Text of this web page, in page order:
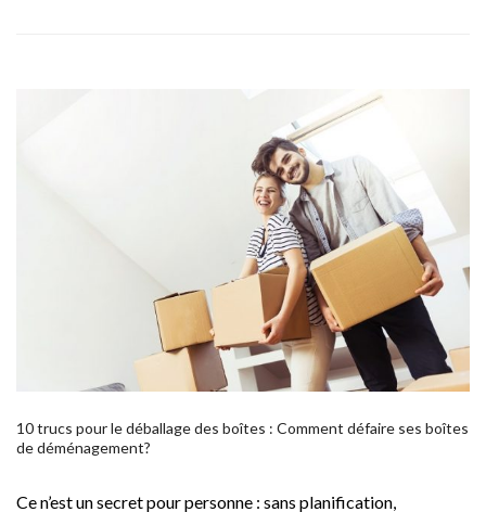
10 trucs pour le déballage des boîtes : Comment défaire ses boîtes
de déménagement?
Ce n’est un secret pour personne : sans planification,